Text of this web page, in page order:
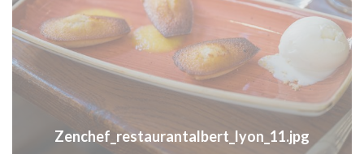
Zenchef_restaurantalbert_lyon_11.jpg